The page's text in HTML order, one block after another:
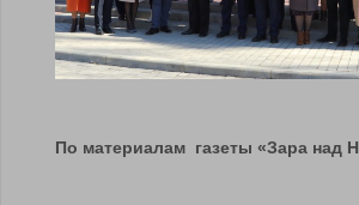
По материалам газеты «Зара над